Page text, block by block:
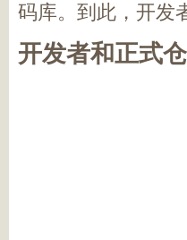
码库。到此，开发
开发者和正式